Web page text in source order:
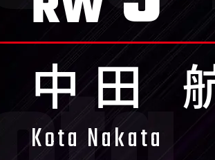
中田
Kota Nakata